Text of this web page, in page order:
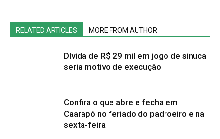
RELATED ARTICLES MORE FROM AUTHOR
Dívida de R$ 29 mil em jogo de sinuca
seria motivo de execução
Confira o que abre e fecha em
Caarapó no feriado do padroeiro e na
sexta-feira